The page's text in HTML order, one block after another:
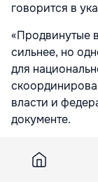
говорится в
«Продвинутые
сильнее, но
для
власти и
документе.
дней на то,